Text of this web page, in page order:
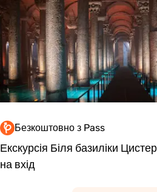
Безкоштовно з Pass
Екскурсія Біля базиліки
на вхід